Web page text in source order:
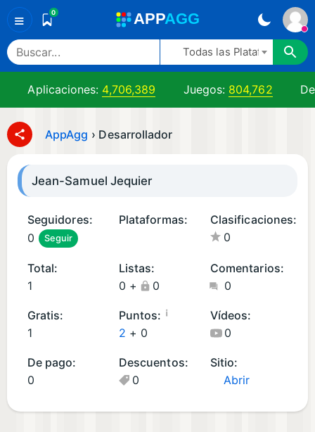
≡ 0 APPAGG
Todas las Plataformas
Aplicaciones: 4,706,389 Juegos: 804,762
AppAgg › Desarrollador
Jean-Samuel Jequier
Seguidores:
0
Seguir
Plataformas:
S
A
pl
ic
ci
o
e
Clasificaciones:
0
Total:
1
Listas:
0 + 0
Comentarios:
0
Gratis:
1
Puntos: ¡
2 + 0
Vídeos:
0
De pago:
0
Descuentos:
0
Sitio:
Abrir